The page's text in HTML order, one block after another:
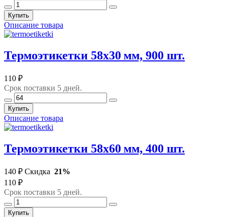
Купить
Описание товара
Термоэтикетки 58х30 мм, 900 шт.
110 ₽
Срок поставки 5 дней.
Купить
Описание товара
Термоэтикетки 58х60 мм, 400 шт.
140 ₽ Скидка 21%
110 ₽
Срок поставки 5 дней.
Купить